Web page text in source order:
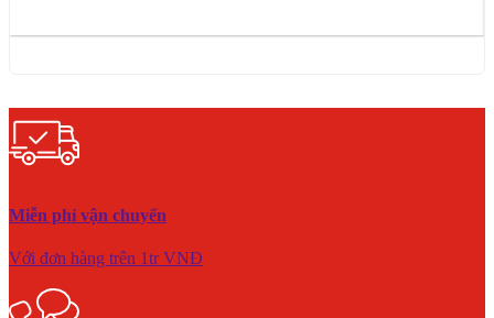
Miễn phí vận chuyển
Với đơn hàng trên 1tr VNĐ